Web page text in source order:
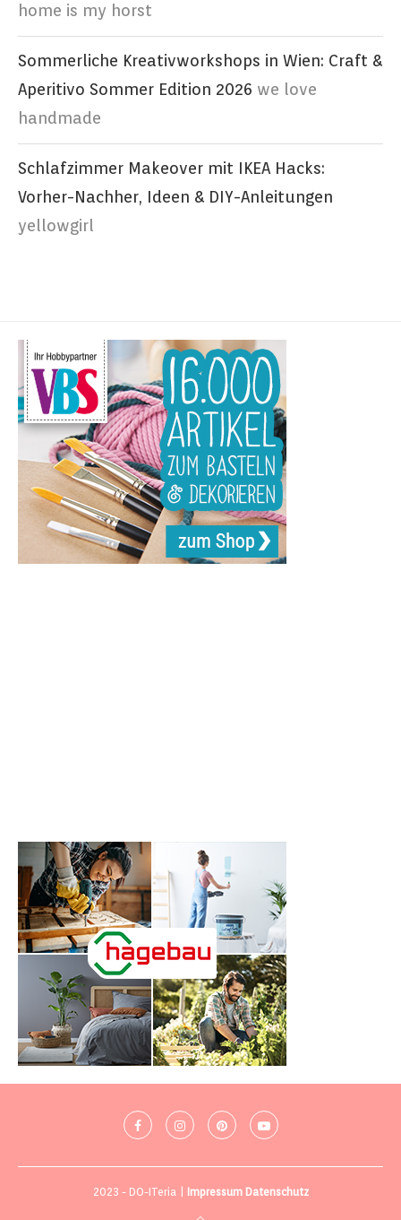
home is my horst
Sommerliche Kreativworkshops in Wien: Craft &
Aperitivo Sommer Edition 2026 we love
handmade
Schlafzimmer Makeover mit IKEA Hacks:
Vorher-Nachher, Ideen & DIY-Anleitungen
yellowgirl
2023 - DO-ITeria | Impressum Datenschutz